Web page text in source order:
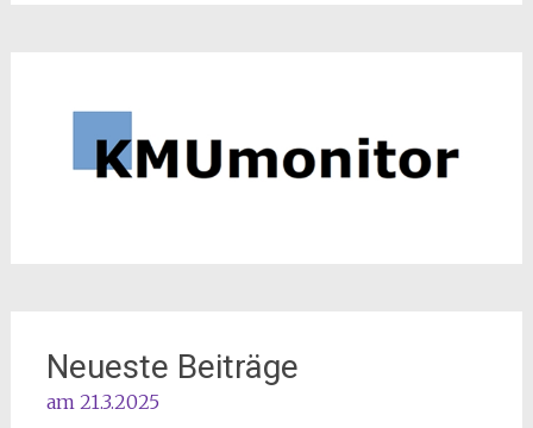
Neueste Beiträge
am 21.3.2025